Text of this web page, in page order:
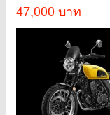
47,000 บาท